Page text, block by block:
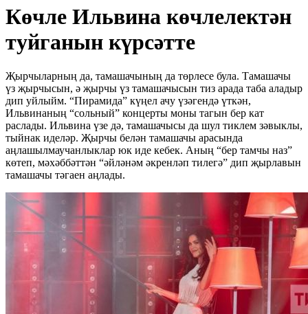
Көчле Ильвина көчлелектән
туйганын күрсәтте
Җырчыларның да, тамашачының да төрлесе була. Тамашачы
үз җырчысын, ә җырчы үз тамашачысын тиз арада таба аладыр
дип уйлыйм. “Пирамида” күңел ачу үзәгендә үткән,
Ильвинаның “сольный” концерты моны тагын бер кат
раслады. Ильвина үзе дә, тамашачысы да шул тиклем зәвыклы,
тыйнак иделәр. Җырчы белән тамашачы арасында
аңлашылмаучанлыклар юк иде кебек. Аның “бер тамчы наз”
көтеп, мәхәббәттән “әйләнәм әкренләп тилегә” дип җырлавын
тамашачы тәгаен аңлады.